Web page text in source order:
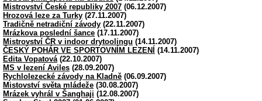
Mistrovství České republiky 2007 (06.12.2007)
Hrozová leze za Turky (27.11.2007)
Tradičně netradiční závody (22.11.2007)
Mrázkova poslední šance (17.11.2007)
Mistrovství ČR v indoor drytoolingu (14.11.2007)
ČESKÝ POHÁR VE SPORTOVNÍM LEZENÍ
(14.11.2007)
Edita Vopatová(22.10.2007)
MS v lezení Aviles (28.09.2007)
Rychlolezecké závody na Kladně (06.09.2007)
Mistovství světa mládeže (30.08.2007)
Mrázek vyhrál v Šanghaji (12.08.2007)